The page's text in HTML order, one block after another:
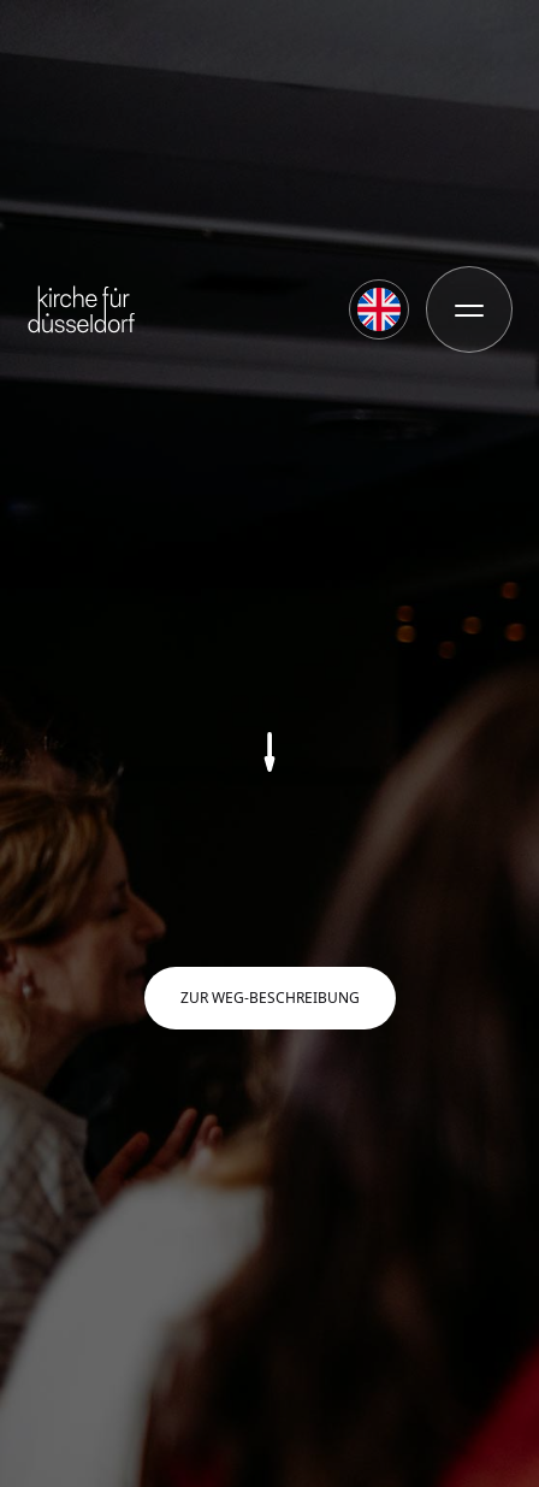
Gottesdienst
Gemeinsam vor Ort feiern wir Gottesdienst.
Sei dabei. Wir freuen uns auf Dich.
ZUR WEG-BESCHREIBUNG